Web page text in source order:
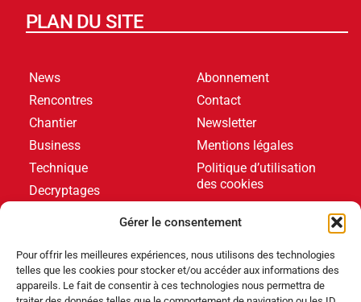
Gérer le consentement
Pour offrir les meilleures expériences, nous utilisons des technologies
telles que les cookies pour stocker et/ou accéder aux informations des
appareils. Le fait de consentir à ces technologies nous permettra de
PLAN DU SITE
News
Rencontres
Chantier
Business
Technique
Decryptages
Abonnement
Contact
Newsletter
Mentions légales
Politique d’utilisation
des cookies
DERNIERS ARTICLES